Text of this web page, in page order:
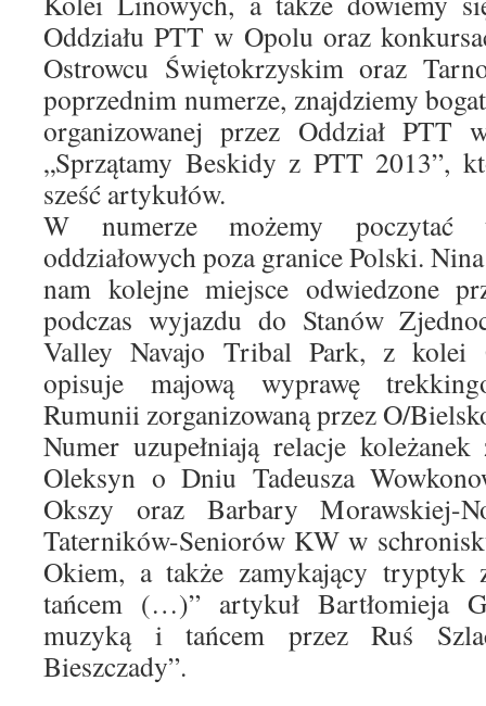
Oddziału PTT w Opolu oraz
Ostrowcu Świętokrzyskim oraz
poprzednim numerze, znajdziemy
organizowanej przez Oddział PTT
„Sprzątamy Beskidy z PTT 2013”,
sześć artykułów.
W numerze możemy poczytać
oddziałowych poza granice Polski.
nam kolejne miejsce odwiedzone
podczas wyjazdu do Stanów
Valley Navajo Tribal Park, z kolei
opisuje majową wyprawę
Rumunii zorganizowaną przez O/
Numer uzupełniają relacje
Oleksyn o Dniu Tadeusza
Okszy oraz Barbary
Taterników-Seniorów KW w
Okiem, a także zamykający
tańcem (…)” artykuł Bartłomieja
muzyką i tańcem przez Ruś
Bieszczady”.